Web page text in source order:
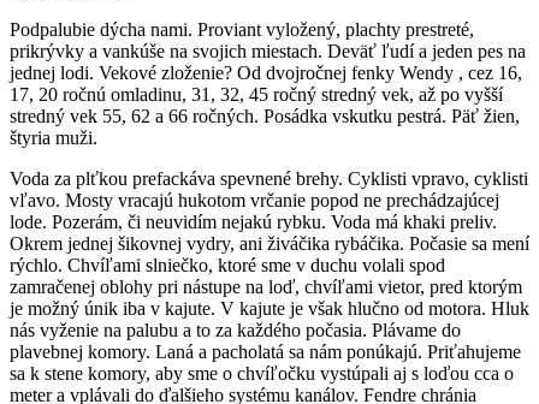
Podpalubie dýcha nami. Proviant vyložený, plachty prestreté,
prikrývky a vankúše na svojich miestach. Deväť ľudí a jeden pes na
jednej lodi. Vekové zloženie? Od dvojročnej fenky Wendy , cez 16,
17, 20 ročnú omladinu, 31, 32, 45 ročný stredný vek, až po vyšší
stredný vek 55, 62 a 66 ročných. Posádka vskutku pestrá. Päť žien,
štyria muži.
Voda za plťkou prefackáva spevnené brehy. Cyklisti vpravo, cyklisti
vľavo. Mosty vracajú hukotom vrčanie popod ne prechádzajúcej
lode. Pozerám, či neuvidím nejakú rybku. Voda má khaki preliv.
Okrem jednej šikovnej vydry, ani živáčika rybáčika. Počasie sa mení
rýchlo. Chvíľami slniečko, ktoré sme v duchu volali spod
zamračenej oblohy pri nástupe na loď, chvíľami vietor, pred ktorým
je možný únik iba v kajute. V kajute je však hlučno od motora. Hluk
nás vyženie na palubu a to za každého počasia. Plávame do
plavebnej komory. Laná a pacholatá sa nám ponúkajú. Priťahujeme
sa k stene komory, aby sme o chvíľočku vystúpali aj s loďou cca o
meter a vplávali do ďalšieho systému kanálov. Fendre chránia